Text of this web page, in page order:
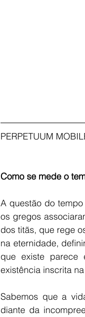
PERPETUUM
Como se mede o
A questão do
os gregos
dos titãs, que rege
na eternidade,
que existe parece
existência inscrita
Sabemos que a
diante da